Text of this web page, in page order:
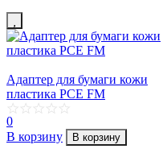
Адаптер для бумаги кожи
пластика PCE FM
0
В корзину
В корзину